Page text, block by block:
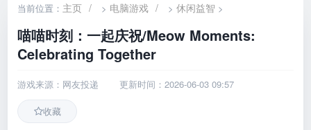
当前位置： 主页 / > 电脑游戏 / >休闲益智 >
喵喵时刻：一起庆祝/Meow Moments:
Celebrating Together
游戏来源：网友投递 更新时间：2026-06-03 09:57
收藏